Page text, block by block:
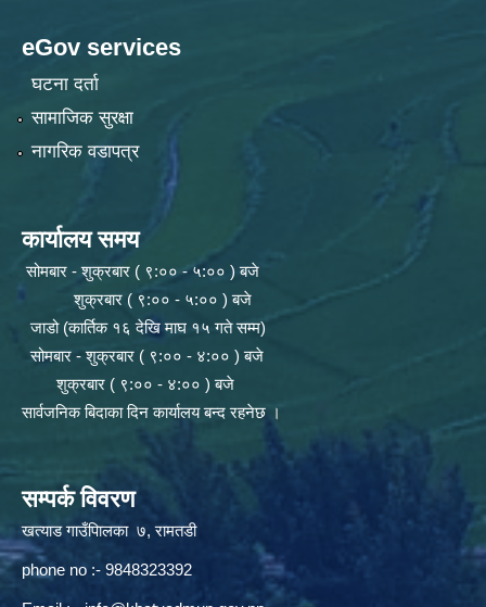
eGov services
घटना दर्ता
सामाजिक सुरक्षा
नागरिक वडापत्र
कार्यालय समय
सोमबार - शुक्रबार ( ९:०० - ५:०० ) बजे
शुक्रबार ( ९:०० - ५:०० ) बजे
जाडो (कार्तिक १६ देखि माघ १५ गते सम्म)
सोमबार - शुक्रबार ( ९:०० - ४:०० ) बजे
शुक्रबार ( ९:०० - ४:०० ) बजे
सार्वजनिक बिदाका दिन कार्यालय बन्द रहनेछ ।
सम्पर्क विवरण
खत्याड गाउँपािलका ७, रामतडी
phone no :- 9848323392